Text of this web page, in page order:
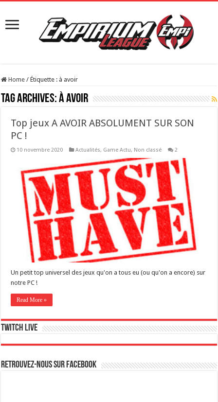
Home / Étiquette : à avoir
Tag Archives:à avoir
Top jeux A AVOIR ABSOLUMENT SUR SON
PC !
10 novembre 2020 Actualités, Game Actu, Non classé 2
Un petit top universel des jeux qu'on a tous eu (ou qu'on a encore) sur
notre PC !
Read More »
Twitch live
Retrouvez-nous sur Facebook